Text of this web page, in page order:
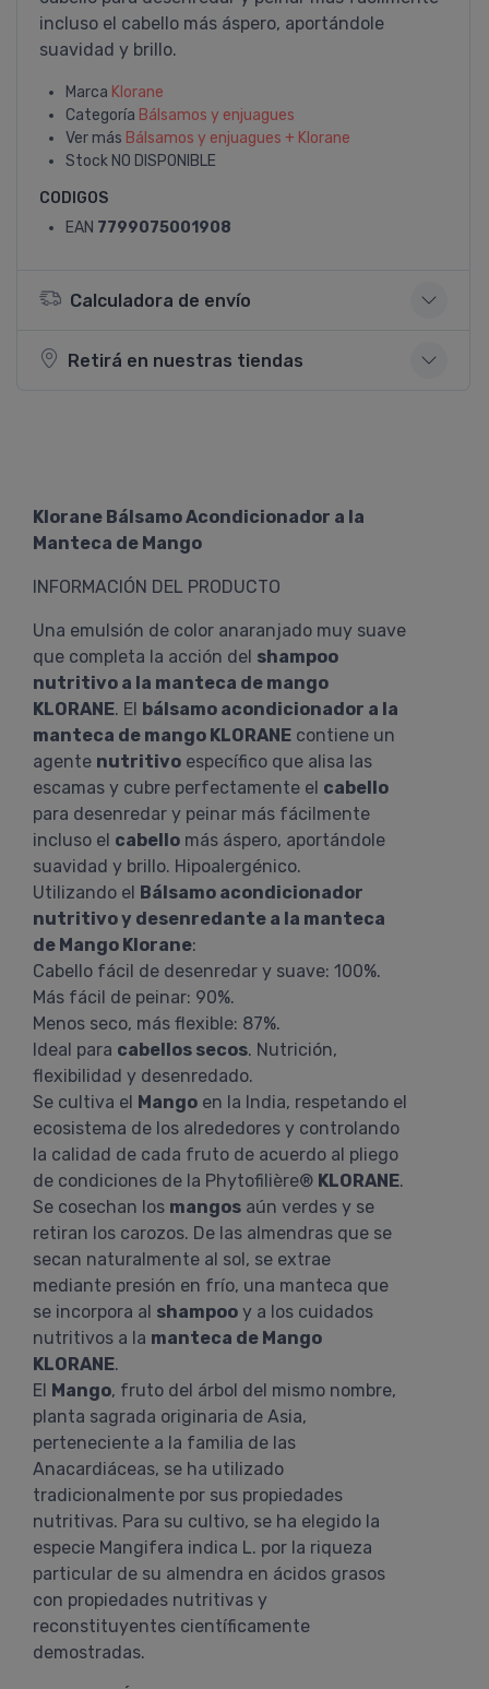
incluso el cabello más áspero, aportándole
suavidad y brillo.
Marca Klorane
Categoría Bálsamos y enjuagues
Ver más Bálsamos y enjuagues + Klorane
Stock NO DISPONIBLE
CODIGOS
EAN 7799075001908
Calculadora de envío
Retirá en nuestras tiendas
Klorane Bálsamo Acondicionador a la
Manteca de Mango
INFORMACIÓN DEL PRODUCTO
Una emulsión de color anaranjado muy suave
que completa la acción del shampoo
nutritivo a la manteca de mango
KLORANE. El bálsamo acondicionador a la
manteca de mango KLORANE contiene un
agente nutritivo específico que alisa las
escamas y cubre perfectamente el cabello
para desenredar y peinar más fácilmente
incluso el cabello más áspero, aportándole
suavidad y brillo. Hipoalergénico.
Utilizando el Bálsamo acondicionador
nutritivo y desenredante a la manteca
de Mango Klorane:
Cabello fácil de desenredar y suave: 100%.
Más fácil de peinar: 90%.
Menos seco, más flexible: 87%.
Ideal para cabellos secos. Nutrición,
flexibilidad y desenredado.
Se cultiva el Mango en la India, respetando el
ecosistema de los alrededores y controlando
la calidad de cada fruto de acuerdo al pliego
de condiciones de la Phytofilière® KLORANE.
Se cosechan los mangos aún verdes y se
retiran los carozos. De las almendras que se
secan naturalmente al sol, se extrae
mediante presión en frío, una manteca que
se incorpora al shampoo y a los cuidados
nutritivos a la manteca de Mango
KLORANE.
El Mango, fruto del árbol del mismo nombre,
planta sagrada originaria de Asia,
perteneciente a la familia de las
Anacardiáceas, se ha utilizado
tradicionalmente por sus propiedades
nutritivas. Para su cultivo, se ha elegido la
especie Mangifera indica L. por la riqueza
particular de su almendra en ácidos grasos
con propiedades nutritivas y
reconstituyentes científicamente
demostradas.